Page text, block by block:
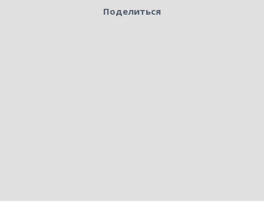
Поделиться